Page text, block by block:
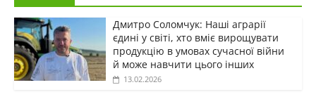
Дмитро Соломчук: Наші аграрії
єдині у світі, хто вміє вирощувати
продукцію в умовах сучасної війни
й може навчити цього інших
13.02.2026